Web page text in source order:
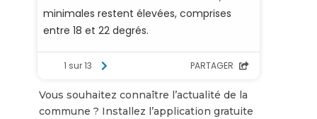
Vous souhaitez connaître l’actualité de la
commune ? Installez l’application gratuite